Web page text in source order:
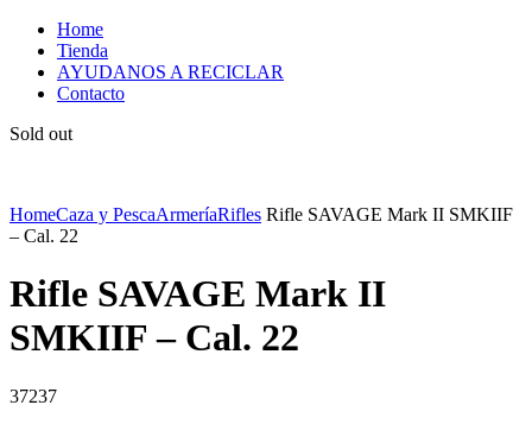
Home
Tienda
AYUDANOS A RECICLAR
Contacto
Sold out
HomeCaza y PescaArmeríaRifles Rifle SAVAGE Mark II SMKIIF
– Cal. 22
Rifle SAVAGE Mark II
SMKIIF – Cal. 22
37237